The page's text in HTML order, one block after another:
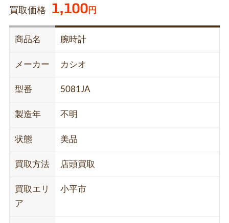
買取価格 1,100円
商品名 腕時計
メーカー カシオ
型番 5081JA
製造年 不明
状態 美品
買取方法 店頭買取
買取エリ
ア
小平市